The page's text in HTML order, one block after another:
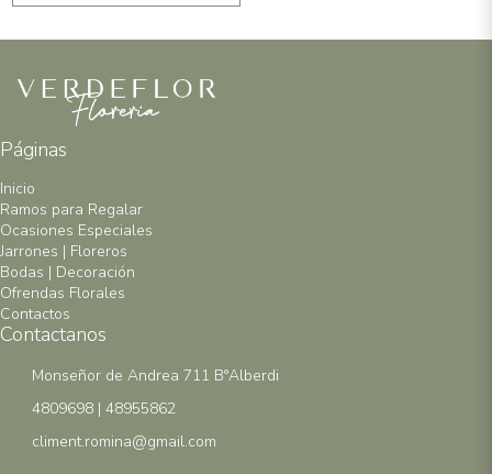
Páginas
Inicio
Ramos para Regalar
Ocasiones Especiales
Jarrones | Floreros
Bodas | Decoración
Ofrendas Florales
Contactos
Contactanos
Monseñor de Andrea 711 B°Alberdi
4809698 | 48955862
climent.romina@gmail.com